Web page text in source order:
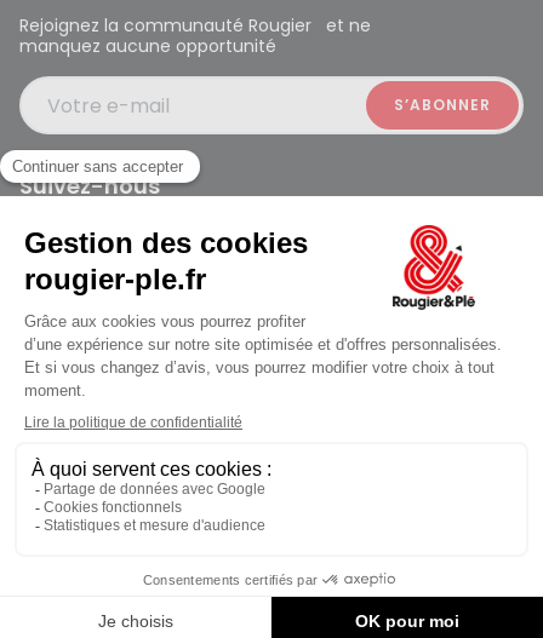
jusqu'au Vendredi à 09:30
Rejoignez la communauté Rougier et ne
manquez aucune opportunité
Votre e-mail
Suivez-nous
Rougier et Plé 2024 Copyright
Mentions légales
Conditions générales des ventes
Données personnelles
Paiement sécurisé